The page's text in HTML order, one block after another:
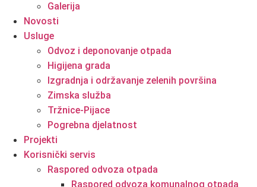
Galerija
Novosti
Usluge
Odvoz i deponovanje otpada
Higijena grada
Izgradnja i održavanje zelenih površina
Zimska služba
Tržnice-Pijace
Pogrebna djelatnost
Projekti
Korisnički servis
Raspored odvoza otpada
Raspored odvoza komunalnog otpada